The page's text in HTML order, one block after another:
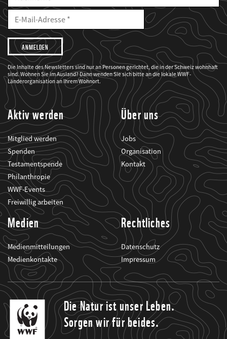
E-
Mailadresse
E-
Adresse
Ich
möchte,
dass
der
WWF
mich
über
seine
Projekte
informiert.
Die Inhalte des Newsletters sind nur an Personen gerichtet, die in der Schweiz wohnhaft
sind. Wohnen Sie im Ausland? Dann wenden Sie sich bitte an die lokale WWF-
Länderorganisation an Ihrem Wohnort.
Aktiv werden
Mitglied werden
Spenden
Testamentspende
Philanthropie
WWF-Events
Freiwillig arbeiten
Über uns
Jobs
Organisation
Kontakt
Medien
Medienmitteilungen
Medienkontakte
Rechtliches
Datenschutz
Impressum
Die Natur ist unser Leben.
Sorgen wir für beides.